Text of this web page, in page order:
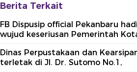
Berita Terkait
FB Dispusip official Pekanbaru
wujud keseriusan Pemerintah
Dinas Perpustakaan dan
terletak di Jl. Dr. Sutomo No.1,